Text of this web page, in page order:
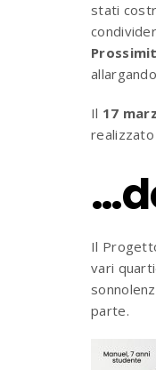
stati
Il 17
realizzato
Il
vari
parte.